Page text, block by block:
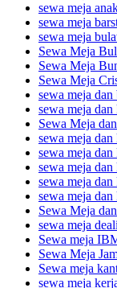
sewa meja
sewa meja
sewa meja
Sewa Meja
Sewa Meja
Sewa Meja
sewa meja dan
sewa meja dan
Sewa Meja
sewa meja
sewa meja dan
sewa meja
sewa meja dan
sewa meja
Sewa Meja
sewa meja
Sewa meja
Sewa Meja
Sewa meja
sewa meja